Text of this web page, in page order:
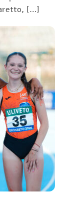
[…]